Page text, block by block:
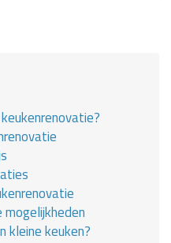
mogelijkheden
kleine keuken?